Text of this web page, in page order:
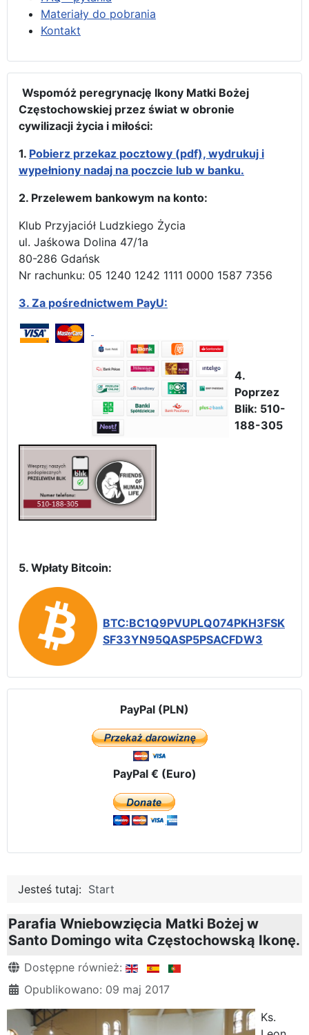
Materiały do pobrania
Kontakt
Wspomóż peregrynację Ikony Matki Bożej
Częstochowskiej przez świat w obronie
cywilizacji życia i miłości:
1. Pobierz przekaz pocztowy (pdf), wydrukuj i
wypełniony nadaj na poczcie lub w banku.
2. Przelewem bankowym na konto:
Klub Przyjaciół Ludzkiego Życia
ul. Jaśkowa Dolina 47/1a
80-286 Gdańsk
Nr rachunku: 05 1240 1242 1111 0000 1587 7356
3. Za pośrednictwem PayU:
4.
Poprzez
Blik: 510-
188-305
5. Wpłaty Bitcoin:
BTC:BC1Q9PVUPLQ074PKH3FSK
SF33YN95QASP5PSACFDW3
PayPal (PLN)
PayPal € (Euro)
Jesteś tutaj: Start
Parafia Wniebowzięcia Matki Bożej w
Santo Domingo wita Częstochowską Ikonę.
Szczegóły
Dostępne również:
Opublikowano: 09 maj 2017
Ks.